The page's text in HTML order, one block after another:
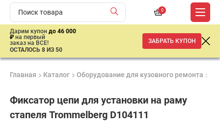
0
Дарим купон до 46 000
₽ на первый
заказ на ВСЕ!
ОСТАЛОСЬ 8 ИЗ 50
ЗАБРАТЬ КУПОН
Главная Каталог Оборудование для кузовного ремонта
Фиксатор цепи для установки на раму
стапеля Trommelberg D104111